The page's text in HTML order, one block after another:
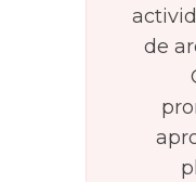
de